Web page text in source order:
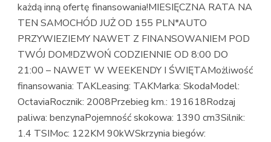
każdą inną ofertę finansowania!MIESIĘCZNA RATA NA
TEN SAMOCHÓD JUŻ OD 155 PLN*AUTO
PRZYWIEZIEMY NAWET Z FINANSOWANIEM POD
TWÓJ DOM!DZWOŃ CODZIENNIE OD 8:00 DO
21:00 – NAWET W WEEKENDY I ŚWIĘTAMożliwość
finansowania: TAKLeasing: TAKMarka: SkodaModel:
OctaviaRocznik: 2008Przebieg km.: 191618Rodzaj
paliwa: benzynaPojemność skokowa: 1390 cm3Silnik:
1.4 TSIMoc: 122KM 90kWSkrzynia biegów: